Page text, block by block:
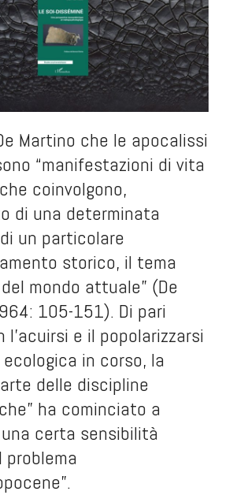
Martino che le apocalissi
“manifestazioni di vita
coinvolgono,
di una determinata
un particolare
storico, il tema
mondo attuale” (De
105-151). Di pari
l’acuirsi e il popolarizzarsi
in corso, la
delle discipline
ha cominciato a
certa sensibilità